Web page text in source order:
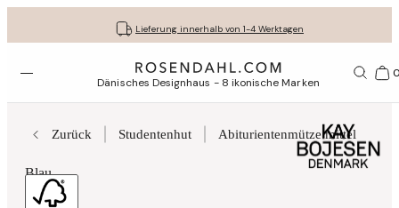
Lieferung innerhalb von 1-4 Werktagen
Kostenloser versand bei bestellungen ab 79 €
30 Tage kostenlose Rücksendung
Lassen Sie Ihre Geschenke liebevoll verpacken
Menü öffnen Dänisches Designhaus - 8 ikonische Marken 1156
Zurück Studentenhut Abiturientenmütze mittel
Blau
Figurines